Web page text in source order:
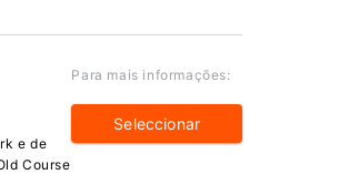
e de
Course
Para mais informações:
Seleccionar